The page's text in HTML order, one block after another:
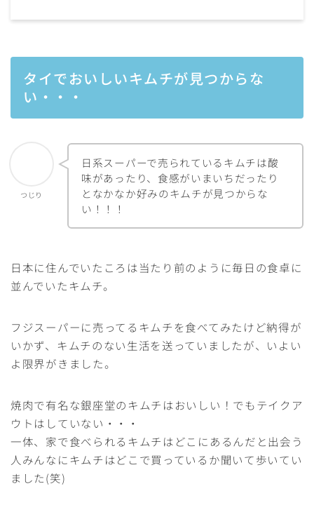
タイでおいしいキムチが見つからな
い・・・
つじり
日系スーパーで売られているキムチは酸
味があったり、食感がいまいちだったり
となかなか好みのキムチが見つからな
い！！！
日本に住んでいたころは当たり前のように毎日の食卓に
並んでいたキムチ。
フジスーパーに売ってるキムチを食べてみたけど納得が
いかず、キムチのない生活を送っていましたが、いよい
よ限界がきました。
焼肉で有名な銀座堂のキムチはおいしい！でもテイクア
ウトはしていない・・・
一体、家で食べられるキムチはどこにあるんだと出会う
人みんなにキムチはどこで買っているか聞いて歩いてい
ました(笑)